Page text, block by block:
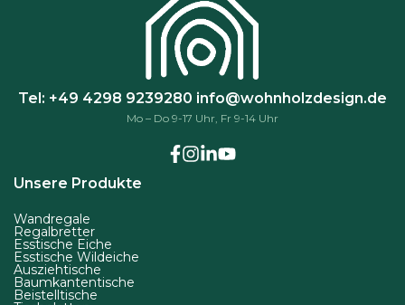
Tel: +49 4298 9239280 info@wohnholzdesign.de
Mo – Do 9-17 Uhr, Fr 9-14 Uhr
Unsere Produkte
Wandregale
Regalbretter
Esstische Eiche
Esstische Wildeiche
Ausziehtische
Baumkantentische
Beistelltische